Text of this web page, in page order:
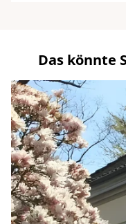
Das könnte